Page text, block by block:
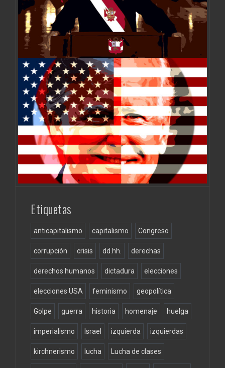
Etiquetas
anticapitalismo capitalismo Congreso
corrupción crisis dd.hh. derechas
derechos humanos dictadura elecciones
elecciones USA feminismo geopolítica
Golpe guerra historia homenaje huelga
imperialismo Israel izquierda izquierdas
kirchnerismo lucha Lucha de clases